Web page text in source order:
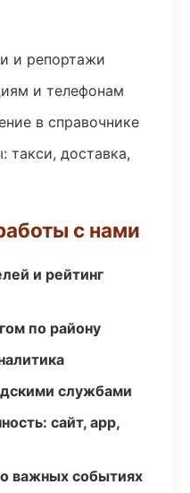
и репортажи
и телефонам
в справочнике
такси, доставка,
с нами
и рейтинг
по району
службами
сайт, app,
важных событиях